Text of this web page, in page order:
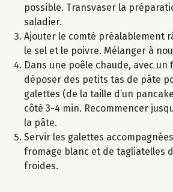
possible. Transvaser la
saladier.
Ajouter le comté préalablement
le sel et le poivre. Mélanger à
Dans une poêle chaude, avec un
déposer des petits tas de pâte
galettes (de la taille d’un
côté 3-4 min. Recommencer
la pâte.
Servir les galettes
fromage blanc et de tagliatelles
froides.